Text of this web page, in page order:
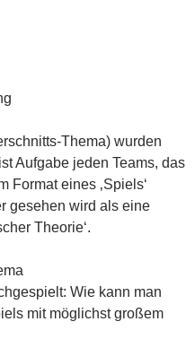
Thema) wurden
Aufgabe jeden Teams, das
Format eines ‚Spiels‘
gesehen wird als eine
Theorie‘.
Wie kann man
mit möglichst großem